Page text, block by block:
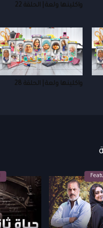
واكلينها ولعة | الحلقة 22
واكلينها ولعة | الحلقة 28